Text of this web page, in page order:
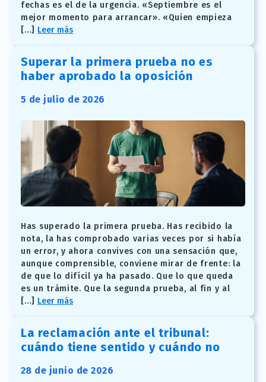
fechas es el de la urgencia. «Septiembre es el
mejor momento para arrancar». «Quien empieza
[…] Leer más
Superar la primera prueba no es
haber aprobado la oposición
5 de julio de 2026
Has superado la primera prueba. Has recibido la
nota, la has comprobado varias veces por si había
un error, y ahora convives con una sensación que,
aunque comprensible, conviene mirar de frente: la
de que lo difícil ya ha pasado. Que lo que queda
es un trámite. Que la segunda prueba, al fin y al
[…] Leer más
La reclamación ante el tribunal:
cuándo tiene sentido y cuándo no
28 de junio de 2026